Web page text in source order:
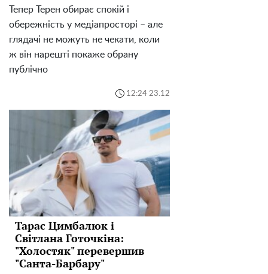
Тепер Терен обирає спокій і
обережність у медіапросторі – але
глядачі не можуть не чекати, коли
ж він нарешті покаже обрану
публічно
12:24 23.12
Тарас Цимбалюк і
Світлана Готочкіна:
"Холостяк" перевершив
"Санта-Барбару"